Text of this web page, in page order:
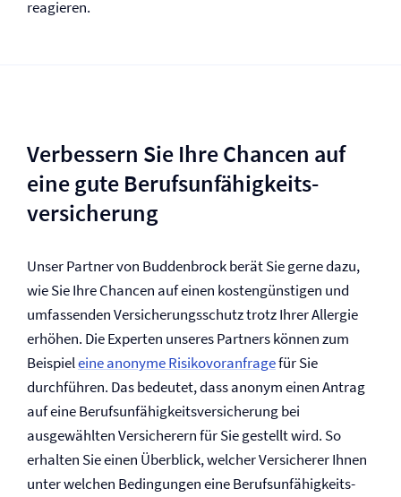
reagieren.
Verbessern Sie Ihre Chancen auf
eine gute Berufs­unfähigkeits­
versicherung
Unser Partner von Buddenbrock berät Sie gerne dazu,
wie Sie Ihre Chancen auf einen kostengünstigen und
umfassenden Versicherungsschutz trotz Ihrer Allergie
erhöhen. Die Experten unseres Partners können zum
Beispieleine anonyme Risikovoranfragefür Sie
durchführen. Das bedeutet, dass anonym einen Antrag
auf eine Berufs­unfähigkeits­versicherung bei
ausgewählten Versicherern für Sie gestellt wird. So
erhalten Sie einen Überblick, welcher Versicherer Ihnen
unter welchen Bedingungen eine Berufs­unfähigkeits­